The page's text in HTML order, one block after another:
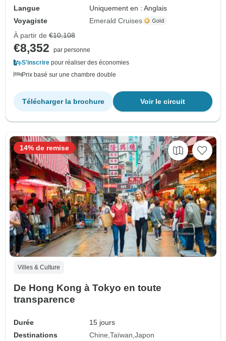
Langue
Uniquement en : Anglais
Voyagiste
Emerald Cruises
À partir de €10,108
€8,352
par personne
S'inscrire pour réaliser des économies
Prix basé sur une chambre double
Voir le circuit
Télécharger la brochure
Villes & Culture
De Hong Kong à Tokyo en toute
transparence
Durée
15 jours
Destinations
Chine Taïwan Japon
14% de remise